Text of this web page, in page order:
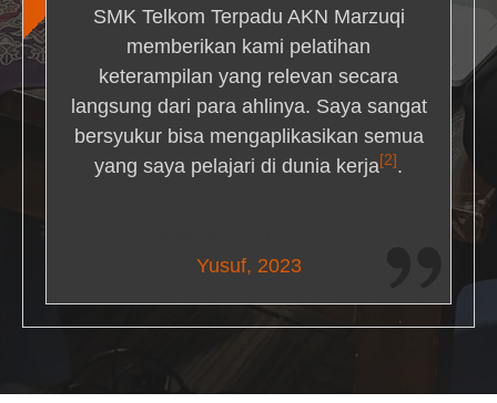
SMK Telkom Terpadu AKN Marzuqi
memberikan kami pelatihan
keterampilan yang relevan secara
langsung dari para ahlinya. Saya sangat
bersyukur bisa mengaplikasikan semua
yang saya pelajari di dunia kerja[2] .
Yusuf, 2023